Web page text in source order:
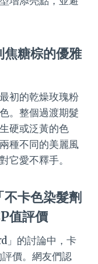
焦糖棕的優雅
初的乾燥玫瑰粉
。整個過渡期髮
硬或泛黃的色
種不同的美麗風
它愛不釋手。
卡色染髮劑
值評價
」的討論中，卡
價。網友們認